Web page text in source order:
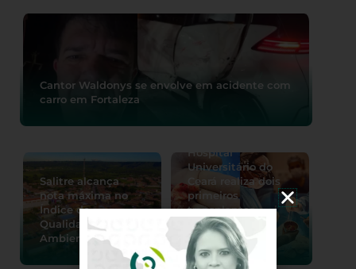
Cantor Waldonys se envolve em acidente com
carro em Fortaleza
Salitre alcança
nota máxima no
Índice de
Qualidade do Meio
Ambiente 2026
Hospital
Universitário do
Ceará realiza dois
primeiros
transplantes
cardíacos
pediátricos